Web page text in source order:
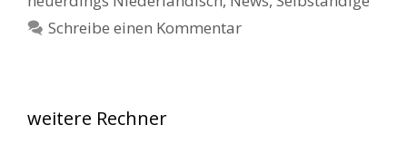
Schreibe einen Kommentar
weitere Rechner